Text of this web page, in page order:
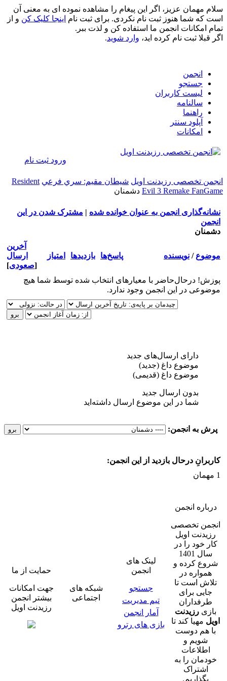
سلام مهمان عزیز، اگر این پیغام را مشاهده نموده ای به معنی آن
است که شما هنوز ثبت نام نکردی. برای ثبت نام اینجا کلیک کن و از
تمام امکانات انجمن ما استفاده کن و لذت ببر.
اگر قبلا ثبت نام کرده اید، وارد شوید.
انجمن
جستجو
لیست کاربران
سالنامه
راهنما
آپلود سنتر
امکانات
ورود ثبت نام
انجمن تخصصی رزیدنت اویل شيطان مقيم: سري فرعي Resident
Evil 3 Remake FanGame دشمنان
نشانه‌گذاری انجمن به عنوان خوانده شده | مشترک شدن در این
انجمن
دشمنان
موضوع / نویسنده پاسخ‌ها بازدید‌ها امتیاز
آخرین
ارسال
[صعودی]
پوزش! درحال‌حاضر با معیارهای انتخاب شده توسط شما هیچ
موضوعی در این انجمن وجود ندارد.
دارای ارسال‌های جدید‌
موضوع داغ (جدید‌)
موضوع داغ (قدیمی)
بدون ارسال جدید‌
شما در این موضوع ارسال داشته‌اید
پرش به انجمن:
کاربرانِ درحال بازدید از این انجمن:
1 مهمان
درباره انجمن
انجمن تخصصی
رزیدنت اویل
کار خود را در
سال 1401
شروع کرده و
همواره در
تلاش است تا
جایی برای
طرفداران
بازی رزیدنت
اویل مهیا کند تا
با هم دوست
شویم و
اطلاعات
خودمان را به
اشتراک
بگذاریم.
لینک های
انجمن
جستجو
تیم مدیریت
آمار انجمن
بازی های رترو
شبکه های
اجتماعی
حمایت از ما
جهت امکانات
بیشتر انجمن
رزیدنت اویل